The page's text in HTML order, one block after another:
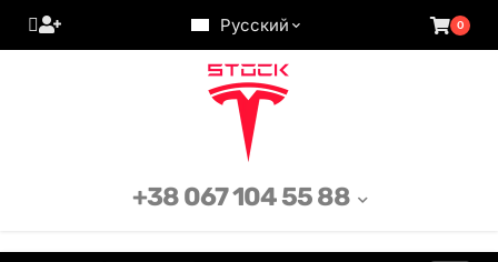
Русский 0
+38 067 104 55 88